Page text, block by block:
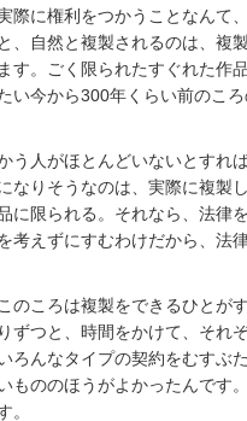
際に権利をつかうことなんて
、自然と複製されるのは、複
す。ごく限られたすぐれた作
い今から300年くらい前のこ
う人がほとんどいないとすれ
なりそうなのは、実際に複製
に限られる。それなら、法律
考えずにすむわけだから、法
のころは複製をできるひとが
ずつと、時間をかけて、それ
ろんなタイプの契約をむすぶ
もののほうがよかったんです
。